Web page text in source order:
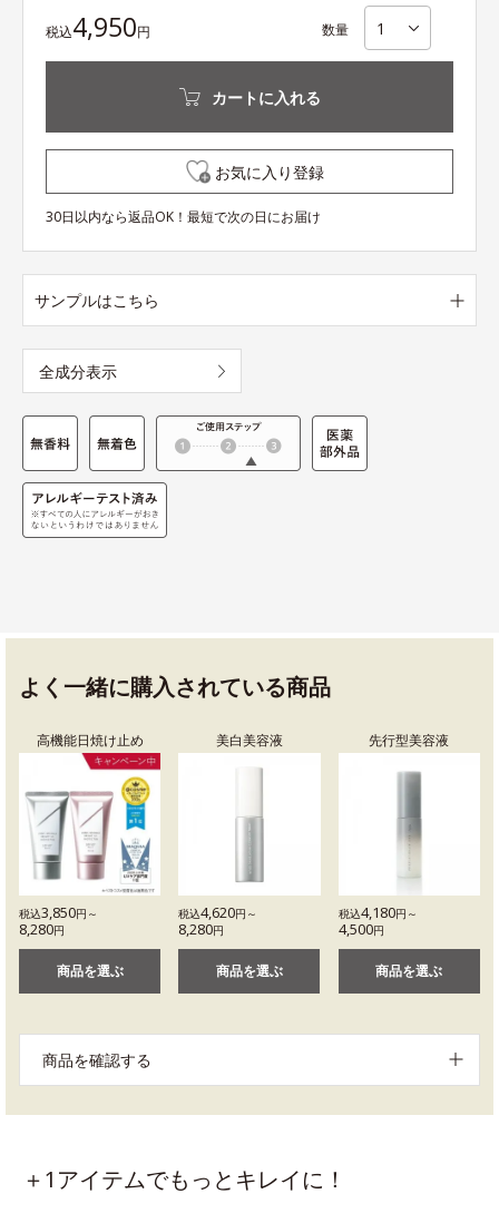
税込4,950円 数量
カートに入れる
お気に入り登録
30日以内なら返品OK！最短で次の日にお届け
サンプルはこちら
全成分表示
よく一緒に購入されている商品
高機能日焼け止め
税込3,850円～
8,280円
商品を選ぶ
美白美容液
税込4,620円～
8,280円
商品を選ぶ
先行型美容液
税込4,180円～
4,500円
商品を選ぶ
商品を確認する
＋1アイテムでもっとキレイに！